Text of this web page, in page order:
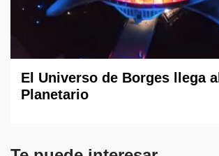
El Universo de Borges llega al
Planetario